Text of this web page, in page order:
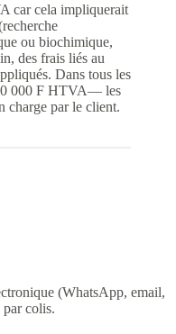
car cela impliquerait
ou biochimique,
des frais liés au
Dans tous les
000 F HTVA— les
charge par le client.
(WhatsApp, email,
colis.